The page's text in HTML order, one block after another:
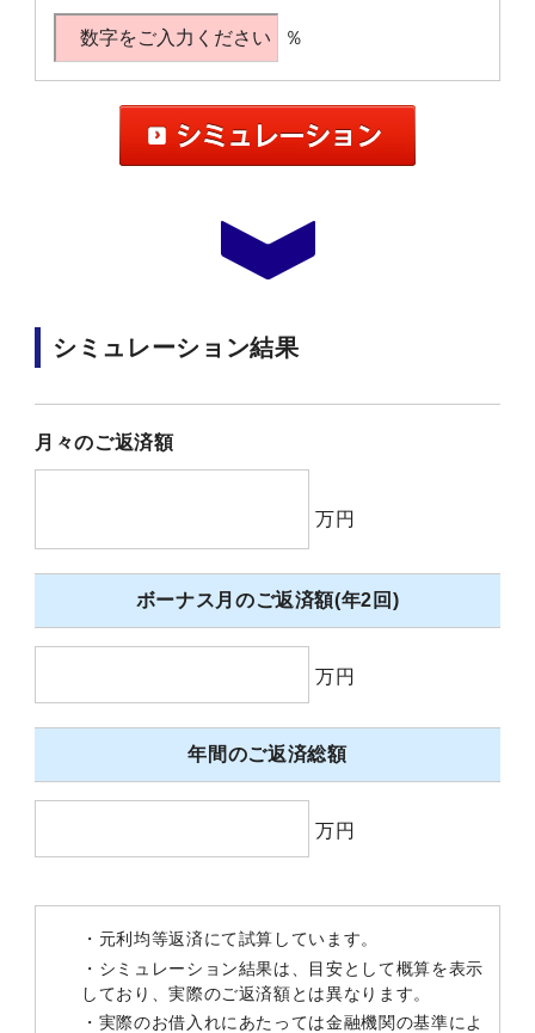
％
シミュレーション結果
月々のご返済額
万円
ボーナス月のご返済額(年2回)
万円
年間のご返済総額
万円
・元利均等返済にて試算しています。
・シミュレーション結果は、目安として概算を表示
しており、実際のご返済額とは異なります。
・実際のお借入れにあたっては金融機関の基準によ